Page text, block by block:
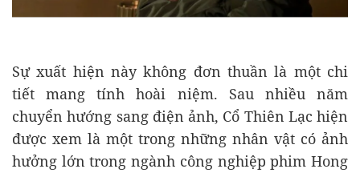
Sự xuất hiện này không đơn thuần là một chi
tiết mang tính hoài niệm. Sau nhiều năm
chuyển hướng sang điện ảnh, Cổ Thiên Lạc hiện
được xem là một trong những nhân vật có ảnh
hưởng lớn trong ngành công nghiệp phim Hong